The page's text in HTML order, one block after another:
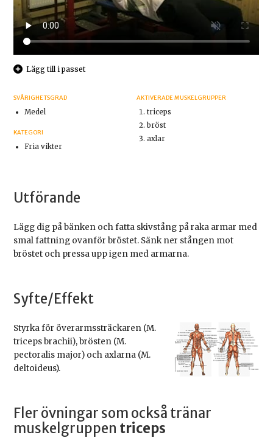
Lägg till i passet
SVÅRIGHETSGRAD
Medel
KATEGORI
Fria vikter
AKTIVERADE MUSKELGRUPPER
triceps
bröst
axlar
Utförande
Lägg dig på bänken och fatta skivstång på raka armar med
smal fattning ovanför bröstet. Sänk ner stången mot
bröstet och pressa upp igen med armarna.
Syfte/Effekt
Styrka för överarmssträckaren (M.
triceps brachii), brösten (M.
pectoralis major) och axlarna (M.
deltoideus).
Fler övningar som också tränar
muskelgruppen triceps